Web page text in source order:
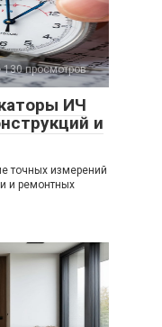
130 просмотров
ИЧ
и
точных измерений
и ремонтных